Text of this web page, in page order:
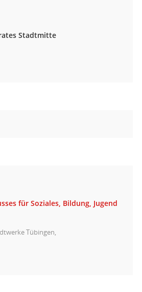
Stadtmitte
für Soziales, Bildung, Jugend
Tübingen,